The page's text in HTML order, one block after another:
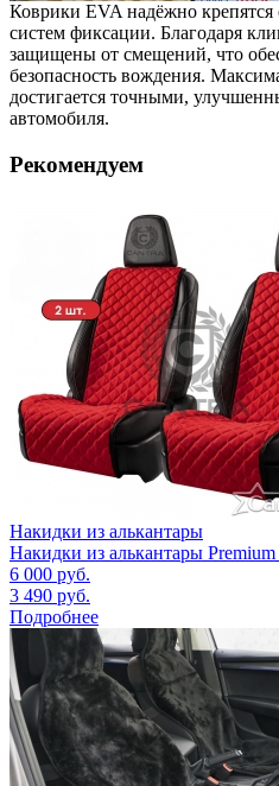
Коврики EVA надёжно
систем фиксации. Благодаря
защищены от смещений, что
безопасность вождения.
достигается точными,
автомобиля.
Рекомендуем
Накидки из алькантары
Накидки из алькантары
6 000 руб.
3 490 руб.
Подробнее